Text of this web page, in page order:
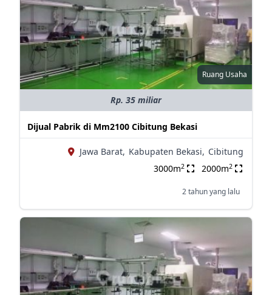
Ruang Usaha
Rp. 35 miliar
Dijual Pabrik di Mm2100 Cibitung Bekasi
Jawa Barat, Kabupaten Bekasi, Cibitung
3000m2 2000m2
2 tahun yang lalu